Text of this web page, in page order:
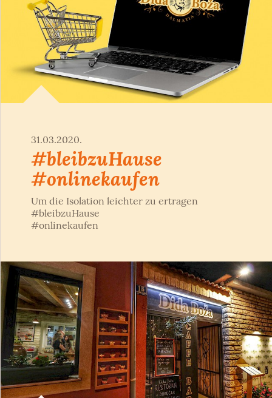
31.03.2020.
#bleibzuHause
#onlinekaufen
Um die Isolation leichter zu ertragen
#bleibzuHause
#onlinekaufen